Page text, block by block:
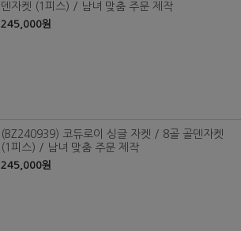
덴자켓 (1피스) / 남녀 맞춤 주문 제작
245,000원
(BZ240939) 코듀로이 싱글 자켓 / 8골 골덴자켓
(1피스) / 남녀 맞춤 주문 제작
245,000원